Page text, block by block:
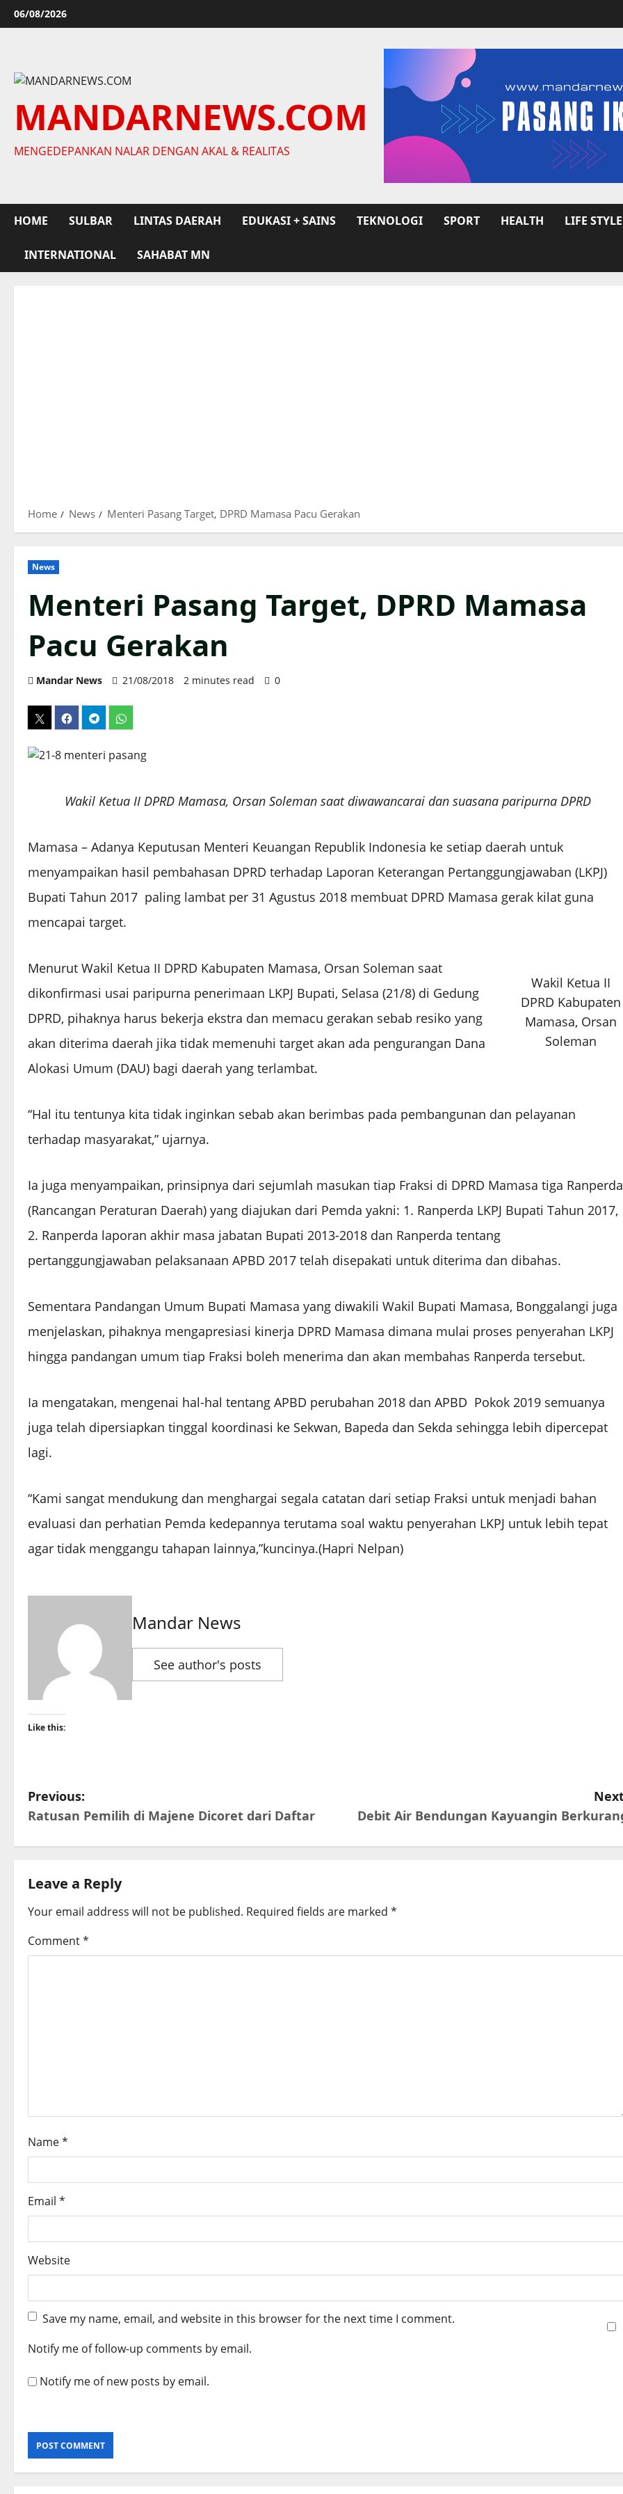
Skip
to
06/08/2026
MANDARNEWS.COM
MENGEDEPANKAN NALAR DENGAN AKAL & REALITAS
HOME SULBAR LINTAS DAERAH EDUKASI + SAINS TEKNOLOGI SPORT HEALTH LIFE STYLE
INTERNATIONAL SAHABAT MN
Home News Menteri Pasang Target, DPRD Mamasa Pacu Gerakan
News
Menteri Pasang Target, DPRD Mamasa
Pacu Gerakan
Mandar News 21/08/2018 2 minutes read 0
Wakil Ketua II DPRD Mamasa, Orsan Soleman saat diwawancarai dan suasana paripurna DPRD
Mamasa – Adanya Keputusan Menteri Keuangan Republik Indonesia ke setiap daerah untuk
menyampaikan hasil pembahasan DPRD terhadap Laporan Keterangan Pertanggungjawaban (LKPJ)
Bupati Tahun 2017 paling lambat per 31 Agustus 2018 membuat DPRD Mamasa gerak kilat guna
mencapai target.
Wakil Ketua II
DPRD Kabupaten
Mamasa, Orsan
Soleman
Menurut Wakil Ketua II DPRD Kabupaten Mamasa, Orsan Soleman saat
dikonfirmasi usai paripurna penerimaan LKPJ Bupati, Selasa (21/8) di Gedung
DPRD, pihaknya harus bekerja ekstra dan memacu gerakan sebab resiko yang
akan diterima daerah jika tidak memenuhi target akan ada pengurangan Dana
Alokasi Umum (DAU) bagi daerah yang terlambat.
“Hal itu tentunya kita tidak inginkan sebab akan berimbas pada pembangunan dan pelayanan
terhadap masyarakat,” ujarnya.
Ia juga menyampaikan, prinsipnya dari sejumlah masukan tiap Fraksi di DPRD Mamasa tiga Ranperda
(Rancangan Peraturan Daerah) yang diajukan dari Pemda yakni: 1. Ranperda LKPJ Bupati Tahun 2017,
2. Ranperda laporan akhir masa jabatan Bupati 2013-2018 dan Ranperda tentang
pertanggungjawaban pelaksanaan APBD 2017 telah disepakati untuk diterima dan dibahas.
Sementara Pandangan Umum Bupati Mamasa yang diwakili Wakil Bupati Mamasa, Bonggalangi juga
menjelaskan, pihaknya mengapresiasi kinerja DPRD Mamasa dimana mulai proses penyerahan LKPJ
hingga pandangan umum tiap Fraksi boleh menerima dan akan membahas Ranperda tersebut.
Ia mengatakan, mengenai hal-hal tentang APBD perubahan 2018 dan APBD Pokok 2019 semuanya
juga telah dipersiapkan tinggal koordinasi ke Sekwan, Bapeda dan Sekda sehingga lebih dipercepat
lagi.
“Kami sangat mendukung dan menghargai segala catatan dari setiap Fraksi untuk menjadi bahan
evaluasi dan perhatian Pemda kedepannya terutama soal waktu penyerahan LKPJ untuk lebih tepat
agar tidak menggangu tahapan lainnya,”kuncinya.(Hapri Nelpan)
Mandar News
See author's posts
Like this:
P
o
t
n
a
i
o
n
Previous:
Ratusan Pemilih di Majene Dicoret dari Daftar
Debit Air Bendungan Kayuangin
Leave a Reply
Your email address will not be published. Required fields are marked *
Comment*
Name*
Email *
Website
Save my name, email, and website in this browser for the next time I comment.
Notify me of follow-up comments by email.
Notify me of new posts by email.